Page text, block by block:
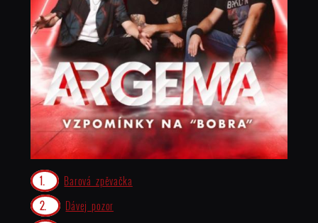
Barová zpěvačka
Dávej pozor